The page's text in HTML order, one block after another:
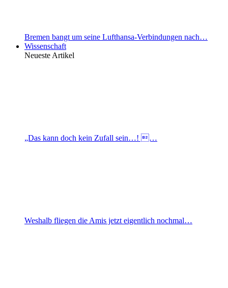
Bremen bangt um seine Lufthansa-Verbindungen nach…
Wissenschaft
Neueste Artikel
„Das kann doch kein Zufall sein…! …
Weshalb fliegen die Amis jetzt eigentlich nochmal…